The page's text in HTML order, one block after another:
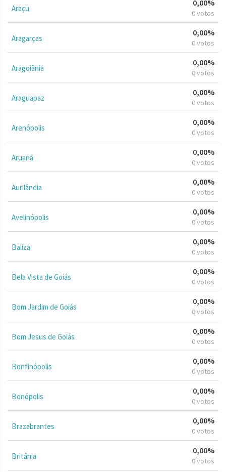
Araçu
0,00%
0 votos
Aragarças
0,00%
0 votos
Aragoiânia
0,00%
0 votos
Araguapaz
0,00%
0 votos
Arenópolis
0,00%
0 votos
Aruanã
0,00%
0 votos
Aurilândia
0,00%
0 votos
Avelinópolis
0,00%
0 votos
Baliza
0,00%
0 votos
Bela Vista de Goiás
0,00%
0 votos
Bom Jardim de Goiás
0,00%
0 votos
Bom Jesus de Goiás
0,00%
0 votos
Bonfinópolis
0,00%
0 votos
Bonópolis
0,00%
0 votos
Brazabrantes
0,00%
0 votos
Britânia
0,00%
0 votos